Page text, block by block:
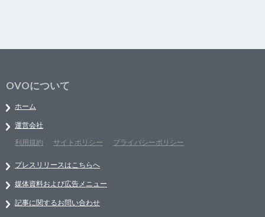
OVOについて
ホーム
運営会社
利用規約
サイトポリシー プライバシーポリシー
プレスリリースはこちらへ
媒体資料および広告メニュー
記事に関するお問い合わせ